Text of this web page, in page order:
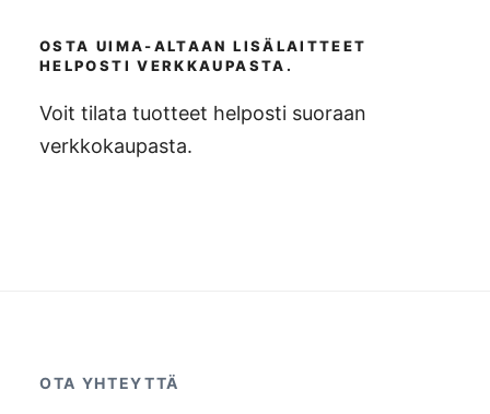
OSTA UIMA-ALTAAN LISÄLAITTEET
HELPOSTI VERKKAUPASTA.
Voit tilata tuotteet helposti suoraan
verkkokaupasta.
OTA YHTEYTTÄ